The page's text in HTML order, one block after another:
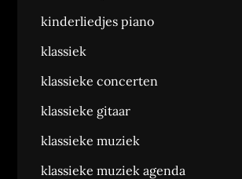
kinderliedjes piano
klassiek
klassieke concerten
klassieke gitaar
klassieke muziek
klassieke muziek agenda